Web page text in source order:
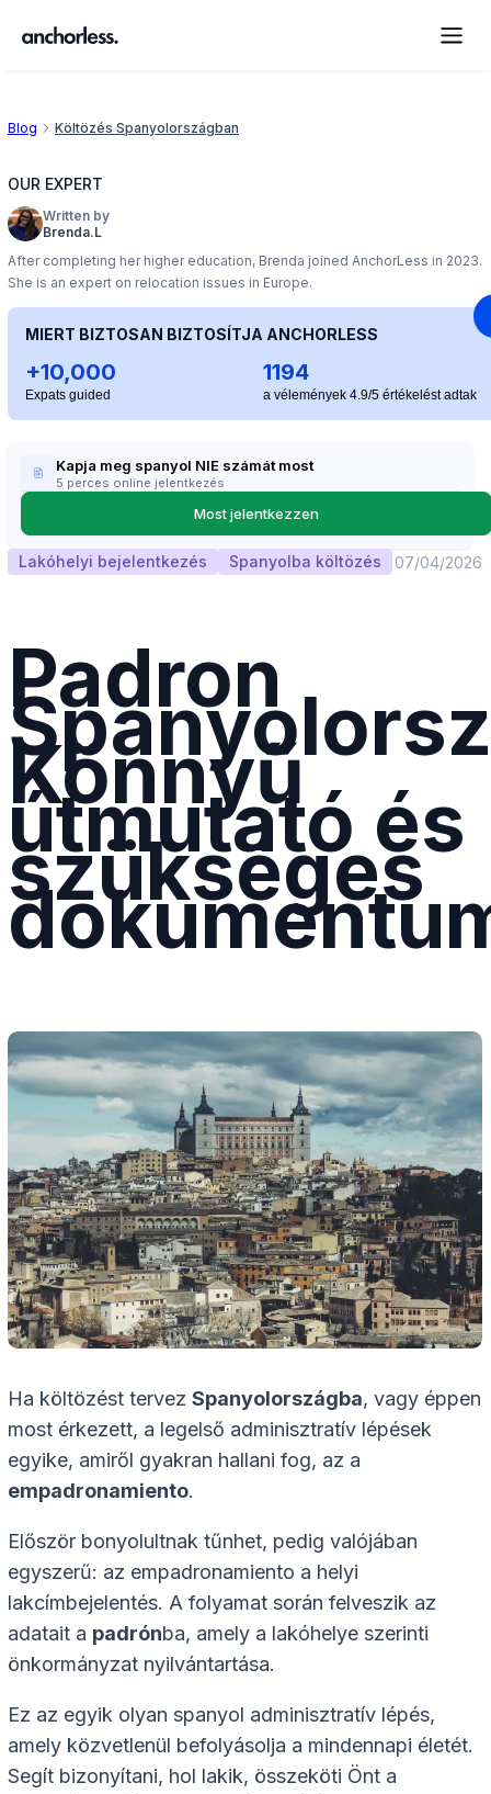
Blog Költözés Spanyolországban
OUR EXPERT
Written by
Brenda.L
After completing her higher education, Brenda joined AnchorLess in 2023.
She is an expert on relocation issues in Europe.
MIERT BIZTOSAN BIZTOSÍTJA ANCHORLESS
+10,000
Expats guided
1194
a vélemények 4.9/5 értékelést adtak
Kapja meg spanyol NIE számát most
5 perces online jelentkezés
Most jelentkezzen
Lakóhelyi bejelentkezés Spanyolba költözés 07/04/2026
Padron
Könnyű
útmutató és
szükséges
Ha költözést tervez Spanyolországba, vagy éppen
most érkezett, a legelső adminisztratív lépések
egyike, amiről gyakran hallani fog, az a
empadronamiento.
Először bonyolultnak tűnhet, pedig valójában
egyszerű: az empadronamiento a helyi
lakcímbejelentés. A folyamat során felveszik az
adatait a padrónba, amely a lakóhelye szerinti
önkormányzat nyilvántartása.
Ez az egyik olyan spanyol adminisztratív lépés,
amely közvetlenül befolyásolja a mindennapi életét.
Segít bizonyítani, hol lakik, összeköti Önt a